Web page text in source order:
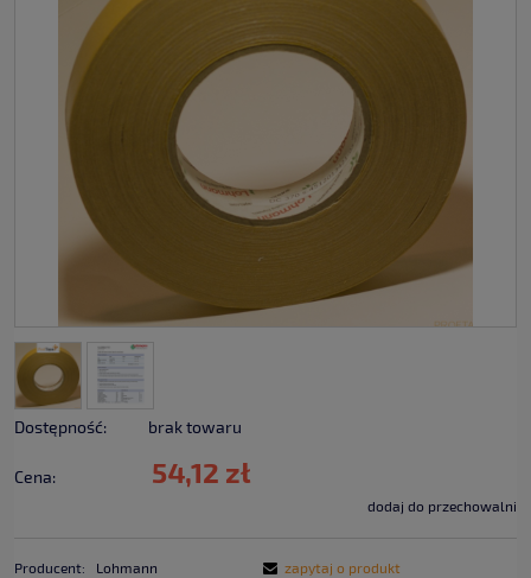
Dostępność: brak towaru
Cena: 54,12 zł
dodaj do przechowalni
Producent:
Lohmann
zapytaj o produkt